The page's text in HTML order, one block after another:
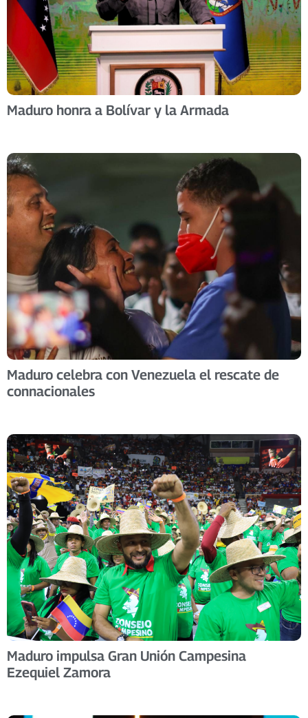
Maduro honra a Bolívar y la Armada
Maduro celebra con Venezuela el rescate de
connacionales
Maduro impulsa Gran Unión Campesina
Ezequiel Zamora